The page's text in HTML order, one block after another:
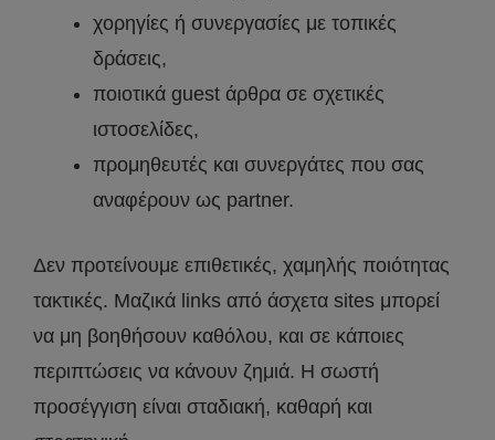
χορηγίες ή συνεργασίες με τοπικές
δράσεις,
ποιοτικά guest άρθρα σε σχετικές
ιστοσελίδες,
προμηθευτές και συνεργάτες που σας
αναφέρουν ως partner.
Δεν προτείνουμε επιθετικές, χαμηλής ποιότητας
τακτικές. Μαζικά links από άσχετα sites μπορεί
να μη βοηθήσουν καθόλου, και σε κάποιες
περιπτώσεις να κάνουν ζημιά. Η σωστή
προσέγγιση είναι σταδιακή, καθαρή και